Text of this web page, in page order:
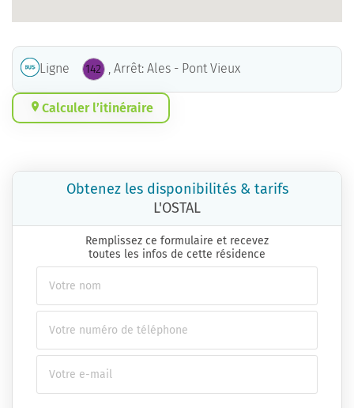
Ligne 142 , Arrêt: Ales - Pont Vieux
Calculer l’itinéraire
Obtenez les disponibilités & tarifs
L'OSTAL
Remplissez ce formulaire et recevez
toutes les infos de cette résidence